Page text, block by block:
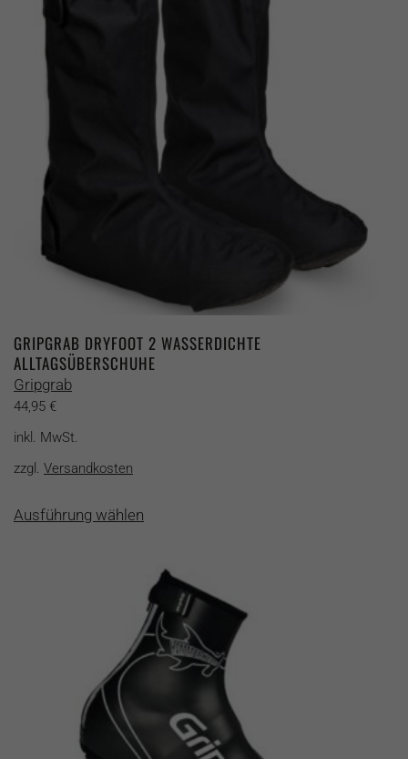
Die
Optionen
der
gewählt
werden
GRIPGRAB DRYFOOT 2 WASSERDICHTE
ALLTAGSÜBERSCHUHE
Gripgrab
44,95 €
inkl. MwSt.
zzgl. Versandkosten
Ausführung wählenProdukt
mehrere
Varianten
auf.
Die
Optionen
Produktseite